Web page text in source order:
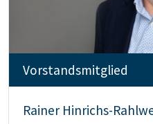
Vorstandsmitglied
Rainer Hinrichs-